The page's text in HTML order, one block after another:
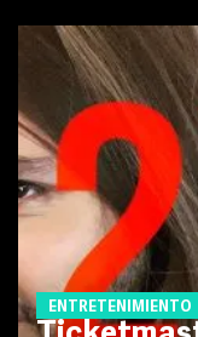
ENTRETENIMIENTO